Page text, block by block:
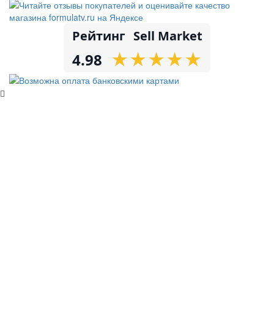
Рейтинг Sell Market
4.98 ★
★★
★★
★★
★★
★